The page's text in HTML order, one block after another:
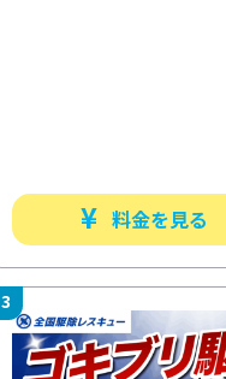
¥ 料金を見る
3